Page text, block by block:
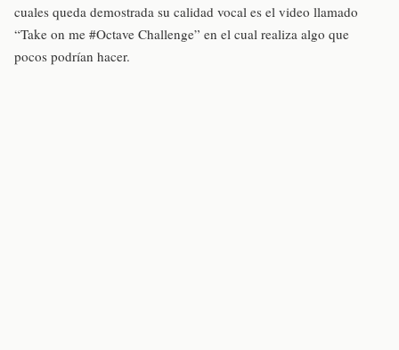
cuales queda demostrada su calidad vocal es el video llamado
“Take on me #Octave Challenge” en el cual realiza algo que
pocos podrían hacer.